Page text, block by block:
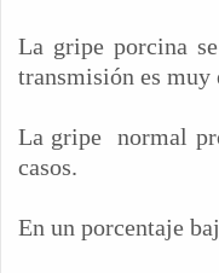
La gripe porcina
transmisión es muy
La gripe
normal
casos.
En un porcentaje